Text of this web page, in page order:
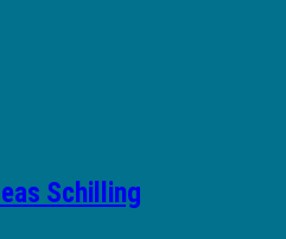
Schilling